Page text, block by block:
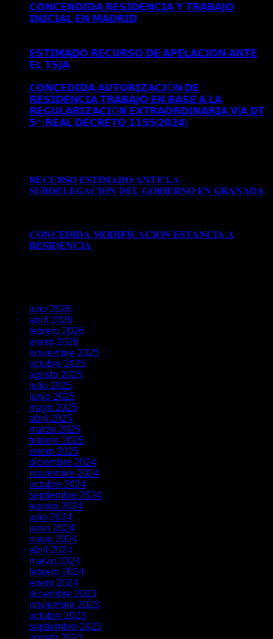
𝗖𝗢𝗡𝗖𝗘𝗡𝗗𝗜𝗗𝗔 𝗥𝗘𝗦𝗜𝗗𝗘𝗡𝗖𝗜𝗔 𝗬 𝗧𝗥𝗔𝗕𝗔𝗝𝗢
𝗜𝗡𝗜𝗖𝗜𝗔𝗟 𝗘𝗡 𝗠𝗔𝗗𝗥𝗜𝗗
𝗘𝗦𝗧𝗜𝗠𝗔𝗗𝗢 𝗥𝗘𝗖𝗨𝗥𝗦𝗢 𝗗𝗘 𝗔𝗣𝗘𝗟𝗔𝗖𝗜𝗢𝗡 𝗔𝗡𝗧𝗘
𝗘𝗟 𝗧𝗦𝗝𝗔
𝗖𝗢𝗡𝗖𝗘𝗗𝗜𝗗𝗔 𝗔𝗨𝗧𝗢𝗥𝗜𝗭𝗔𝗖𝗜Ó𝗡 𝗗𝗘
𝗥𝗘𝗦𝗜𝗗𝗘𝗡𝗖𝗜𝗔 𝗧𝗥𝗔𝗕𝗔𝗝𝗢 𝗘𝗡 𝗕𝗔𝗦𝗘 𝗔 𝗟𝗔
𝗥𝗘𝗚𝗨𝗟𝗔𝗥𝗜𝗭𝗔𝗖𝗜Ó𝗡 𝗘𝗫𝗧𝗥𝗔𝗢𝗥𝗗𝗜𝗡𝗔𝗥𝗜𝗔 𝗩Í𝗔 𝗗𝗧
𝟱ª (𝗥𝗘𝗔𝗟 𝗗𝗘𝗖𝗥𝗘𝗧𝗢 𝟭𝟭𝟱𝟱/𝟮𝟬𝟮𝟰)
𝐑𝐄𝐂𝐔𝐑𝐒𝐎 𝐄𝐒𝐓𝐈𝐌𝐀𝐃𝐎 𝐀𝐍𝐓𝐄 𝐋𝐀
𝐒𝐔𝐁𝐃𝐄𝐋𝐄𝐆𝐀𝐂𝐈𝐎𝐍 𝐃𝐄𝐋 𝐆𝐎𝐁𝐈𝐄𝐑𝐍𝐎 𝐄𝐍 𝐆𝐑𝐀𝐍𝐀𝐃𝐀
𝐂𝐎𝐍𝐂𝐄𝐃𝐈𝐃𝐀 𝐌𝐎𝐃𝐈𝐅𝐈𝐂𝐀𝐂𝐈𝐎𝐍 𝐄𝐒𝐓𝐀𝐍𝐂𝐈𝐀 𝐀
𝐑𝐄𝐒𝐈𝐃𝐄𝐍𝐂𝐈𝐀
julio 2026
abril 2026
febrero 2026
enero 2026
noviembre 2025
octubre 2025
agosto 2025
julio 2025
junio 2025
mayo 2025
abril 2025
marzo 2025
febrero 2025
enero 2025
diciembre 2024
noviembre 2024
octubre 2024
septiembre 2024
agosto 2024
julio 2024
junio 2024
mayo 2024
abril 2024
marzo 2024
febrero 2024
enero 2024
diciembre 2023
noviembre 2023
octubre 2023
septiembre 2023